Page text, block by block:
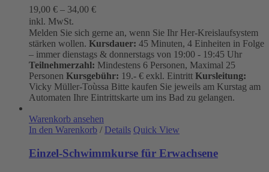
19,00 € – 34,00 €
inkl. MwSt.
Melden Sie sich gerne an, wenn Sie Ihr Her-Kreislaufsystem
stärken wollen. Kursdauer: 45 Minuten, 4 Einheiten in Folge
– immer dienstags & donnerstags von 19:00 - 19:45 Uhr
Teilnehmerzahl: Mindestens 6 Personen, Maximal 25
Personen Kursgebühr: 19.- € exkl. Eintritt Kursleitung:
Vicky Müller-Toùssa Bitte kaufen Sie jeweils am Kurstag am
Automaten Ihre Eintrittskarte um ins Bad zu gelangen.
Warenkorb ansehen
In den Warenkorb / Details Quick View
Einzel-Schwimmkurse für Erwachsene